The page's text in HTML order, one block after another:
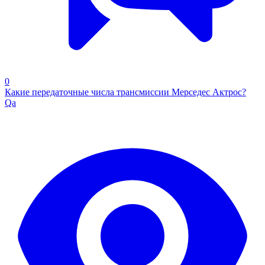
0
Какие передаточные числа трансмиссии Мерседес Актрос?
Qa